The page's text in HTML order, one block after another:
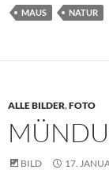
MAUS NATUR
ALLE BILDER,FOTO
BILD 17.